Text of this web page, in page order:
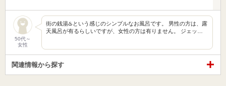
50代～
女性
街の銭湯♨️という感じのシンプルなお風呂です。 男性の方は、露
天風呂が有るらしいですが、女性の方は有りません。 ジェッ…
関連情報から探す